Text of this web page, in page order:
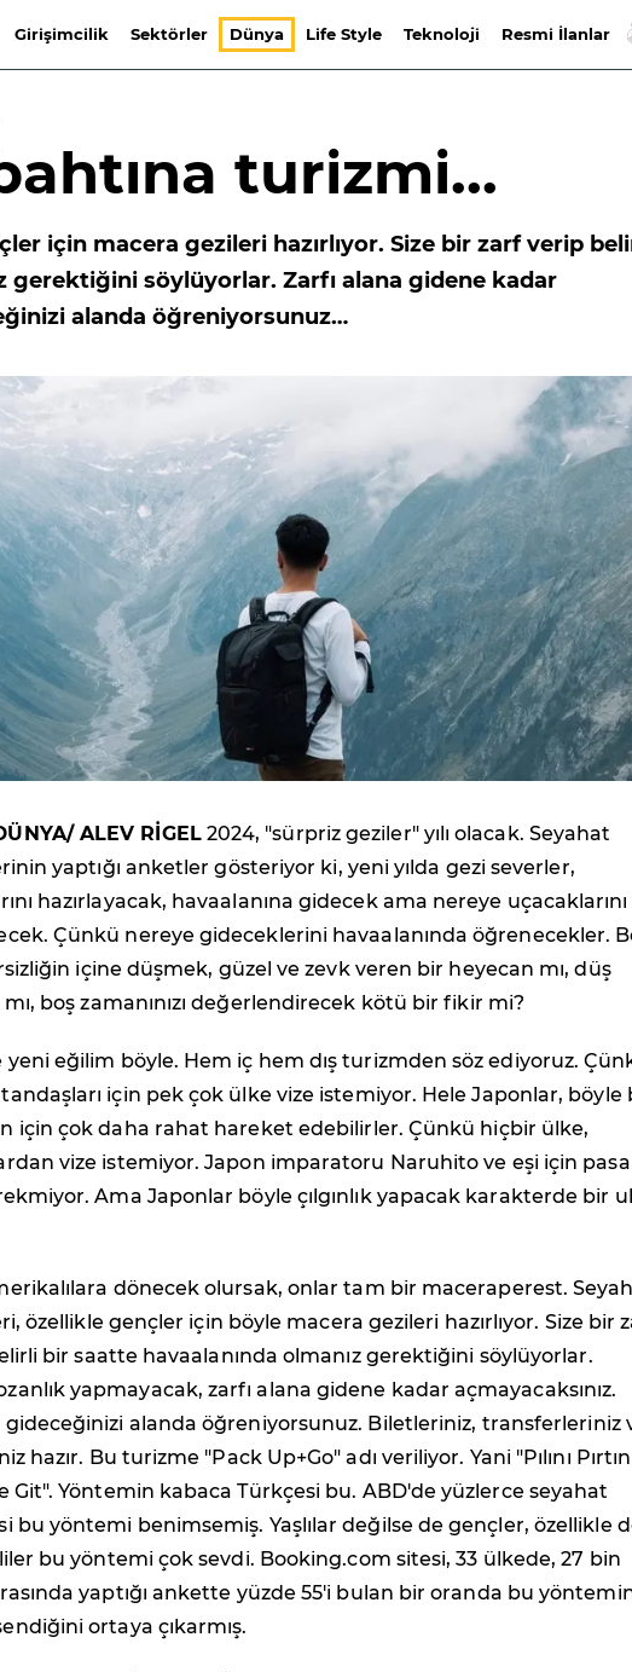
Girişimcilik Sektörler Dünya Life Style Teknoloji Resmi İlanlar
turizmi...
için macera gezileri hazırlıyor. Size bir zarf verip
gerektiğini söylüyorlar. Zarfı alana gidene kadar
alanda öğreniyorsunuz…
ALEV RİGEL2024, "sürpriz geziler" yılı olacak. Seyahat
yaptığı anketler gösteriyor ki, yeni yılda gezi severler,
hazırlayacak, havaalanına gidecek ama nereye uçacaklarını
Çünkü nereye gideceklerini havaalanında öğrenecekler.
içine düşmek, güzel ve zevk veren bir heyecan mı, düş
mı, boş zamanınızı değerlendirecek kötü bir fikir mi?
yeni eğilim böyle. Hem iç hem dış turizmden söz ediyoruz.
için pek çok ülke vize istemiyor. Hele Japonlar, böyle
için çok daha rahat hareket edebilirler. Çünkü hiçbir ülke,
vize istemiyor. Japon imparatoru Naruhito ve eşi için
Ama Japonlar böyle çılgınlık yapacak karakterde bir
dönecek olursak, onlar tam bir maceraperest.
özellikle gençler için böyle macera gezileri hazırlıyor. Size bir
bir saatte havaalanında olmanız gerektiğini söylüyorlar.
yapmayacak, zarfı alana gidene kadar açmayacaksınız.
gideceğinizi alanda öğreniyorsunuz. Biletleriniz, transferleriniz
hazır. Bu turizme "Pack Up+Go" adı veriliyor. Yani "Pılını
Git". Yöntemin kabaca Türkçesi bu. ABD'de yüzlerce seyahat
bu yöntemi benimsemiş. Yaşlılar değilse de gençler, özellikle
bu yöntemi çok sevdi. Booking.com sitesi, 33 ülkede, 27 bin
yaptığı ankette yüzde 55'i bulan bir oranda bu
ortaya çıkarmış.